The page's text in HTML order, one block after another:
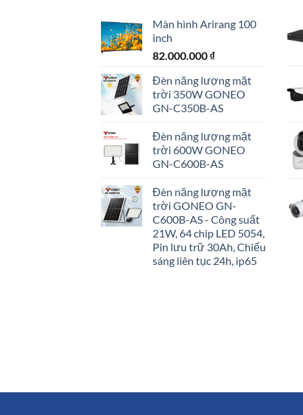
Màn hình Arirang 100
inch
82.000.000 ₫
Đèn năng lượng mặt
trời 350W GONEO
GN-C350B-AS
Đèn năng lượng mặt
trời 600W GONEO
GN-C600B-AS
Đèn năng lượng mặt
trời GONEO GN-
C600B-AS - Công suất
21W, 64 chip LED 5054,
Pin lưu trữ 30Ah, Chiếu
sáng liên tục 24h, ip65